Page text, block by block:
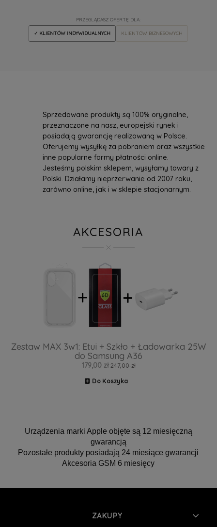
PRZEGLĄDASZ OFERTĘ DLA:
✓ KLIENTÓW INDYWIDUALNYCH KLIENTÓW BIZNESOWYCH
Sprzedawane produkty są 100% oryginalne,
przeznaczone na nasz, europejski rynek i
posiadają gwarancję realizowaną w Polsce.
Oferujemy wysyłkę za pobraniem oraz wszystkie
inne popularne formy płatności online.
Jesteśmy polskim sklepem, wysyłamy towary z
Polski. Działamy nieprzerwanie od 2007 roku,
zarówno online, jak i w sklepie stacjonarnym.
AKCESORIA
Zestaw MAX 3w1: Etui + Szkło + Ładowarka 25W
do Samsung A36
179,00 zł 247,00 zł
Do Koszyka
Urządzenia marki Apple objęte są 12 miesięczną
gwarancją
Pozostałe produkty posiadają 24 miesiące gwarancji
Akcesoria GSM 6 miesięcy
ZAKUPY